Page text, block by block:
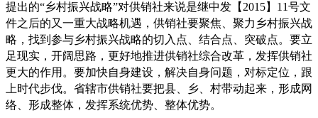
提出的“乡村振兴战略”对供销社来说是继中发【2015】11号文
件之后的又一重大战略机遇，供销社要聚焦、聚力乡村振兴战
略，找到参与乡村振兴战略的切入点、结合点、突破点。要立
足现实，开阔思路，更好地推进供销社综合改革，发挥供销社
更大的作用。要加快自身建设，解决自身问题，对标定位，跟
上时代步伐。省辖市供销社要把县、乡、村带动起来，形成网
络、形成整体，发挥系统优势、整体优势。